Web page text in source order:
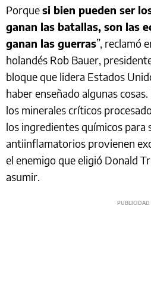
Porquesi bien pueden ser
ganan las batallas, son las
ganan las guerras”, reclamó
holandés Rob Bauer,
bloque que lidera Estados
haber enseñado algunas
los minerales críticos
los ingredientes químicos
antiinflamatorios provienen
el enemigo que eligió Donald
asumir.